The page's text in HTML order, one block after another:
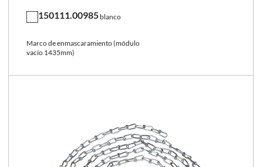
150111.00985 blanco
Marco de enmascaramiento (módulo
vacío 1435mm)